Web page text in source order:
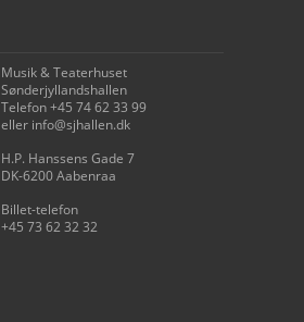
Musik & Teaterhuset
Sønderjyllandshallen
Telefon +45 74 62 33 99
eller info@sjhallen.dk
H.P. Hanssens Gade 7
DK-6200 Aabenraa
Billet-telefon
+45 73 62 32 32